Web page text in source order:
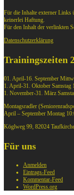
Für die Inhalte externer
keinerlei Haftung.
Für den Inhalt der verlinkten
Datenschutzerklärung
Trainingszeiten
01. April-16. September
1. April-31. Oktober Samstag
1. November-31. März
Montagsradler
April – September Montag
Köglweg 99, 82024
Für uns
Anmelden
Eintrags-Feed
Kommentar-Feed
WordPress.org